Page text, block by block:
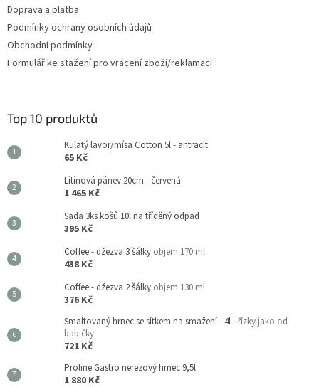
Doprava a platba
Podmínky ochrany osobních údajů
Obchodní podmínky
Formulář ke stažení pro vrácení zboží/reklamaci
Top 10 produktů
Kulatý lavor/mísa Cotton 5l - antracit
65 Kč
Litinová pánev 20cm - červená
1 465 Kč
Sada 3ks košů 10l na tříděný odpad
395 Kč
Coffee - džezva 3 šálky objem 170 ml
438 Kč
Coffee - džezva 2 šálky objem 130 ml
376 Kč
Smaltovaný hrnec se sítkem na smažení - 4l- řízky jako od
babičky
721 Kč
Proline Gastro nerezový hrnec 9,5l
1 880 Kč